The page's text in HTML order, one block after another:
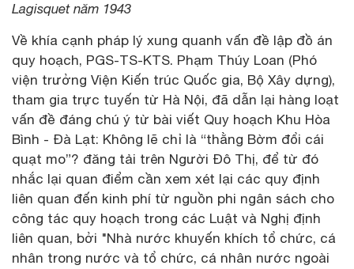
Lagisquet năm 1943
Về khía cạnh pháp lý xung quanh vấn đề lập đồ án
quy hoạch, PGS-TS-KTS. Phạm Thúy Loan (Phó
viện trưởng Viện Kiến trúc Quốc gia, Bộ Xây dựng),
tham gia trực tuyến từ Hà Nội, đã dẫn lại hàng loạt
vấn đề đáng chú ý từ bài viết Quy hoạch Khu Hòa
Bình - Đà Lạt: Không lẽ chỉ là “thằng Bờm đổi cái
quạt mo”? đăng tải trên Người Đô Thị, để từ đó
nhắc lại quan điểm cần xem xét lại các quy định
liên quan đến kinh phí từ nguồn phi ngân sách cho
công tác quy hoạch trong các Luật và Nghị định
liên quan, bởi "Nhà nước khuyến khích tổ chức, cá
nhân trong nước và tổ chức, cá nhân nước ngoài